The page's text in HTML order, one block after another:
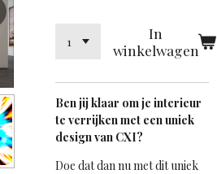
In
winkelwagen
Ben jij klaar om je interieur
te verrijken met een uniek
designvan CXI?
Doe dat dan nu met dit uniek